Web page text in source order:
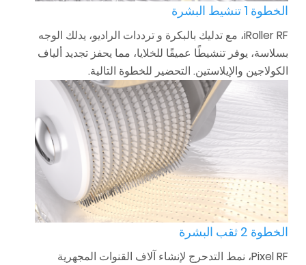
الخطوة 1 تنشيط البشرة
iRoller RF، مع تدليك بالبكرة و ترددات الراديو، يدلك الوجه
بسلاسة، يوفر تنشيطًا عميقًا للخلايا، مما يحفز تجديد ألياف
الكولاجين والإيلاستين. التحضير للخطوة التالية.
الخطوة 2 ثقب البشرة
Pixel RF، نمط التدحرج لإنشاء آلاف القنوات المجهرية